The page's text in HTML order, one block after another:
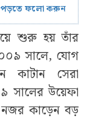
পড়তে ফলো করুন
শুরু হয় তাঁর
সালে, যোগ
কাটান সেরা
সালের উয়েফা
নজর কাড়েন বড়